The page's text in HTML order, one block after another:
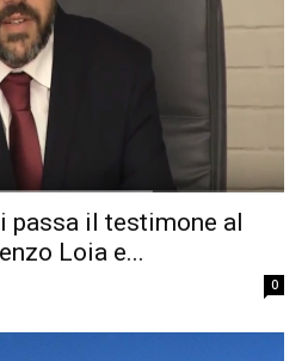
passa il testimone al
Loia e...
0